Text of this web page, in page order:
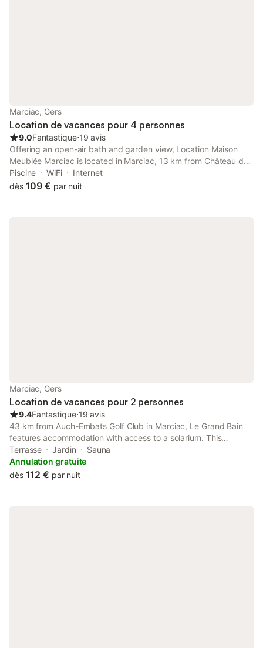
Marciac, Gers
Location de vacances pour 4 personnes
9.0Fantastique⋅19 avis
Offering an open-air bath and garden view, Location Maison
Meublée Marciac is located in Marciac, 13 km from Château de
Pallanne Golf Course and 44 km from Auch-Embats Golf Club.
Piscine WiFi
Internet
dès 109 € par nuit
Marciac, Gers
Location de vacances pour 2 personnes
9.4Fantastique⋅19 avis
43 km from Auch-Embats Golf Club in Marciac, Le Grand Bain
features accommodation with access to a solarium. This
property offers access to a terrace and free private parking.
Terrasse Jardin
Sauna
Annulation gratuite
dès 112 € par nuit